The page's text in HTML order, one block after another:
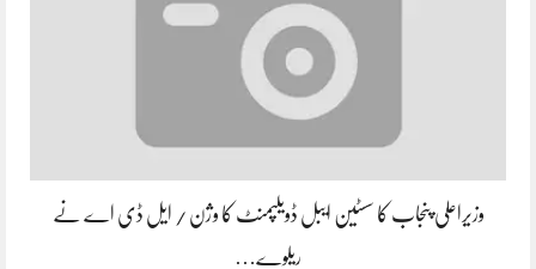
وزیراعلی پنجاب کا سسٹین ایبل ڈویلپمنٹ کا وژن / ایل ڈی اے نے
ریلوے…